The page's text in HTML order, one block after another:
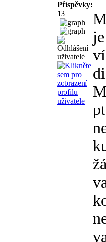
Příspěvky:
13